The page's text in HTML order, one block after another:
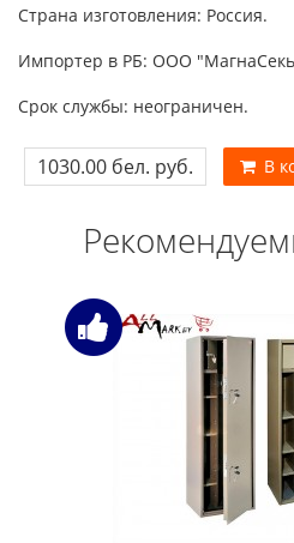
Страна изготовления: Россия.
Импортер в РБ: ООО
Срок службы: неограничен.
1030.00 бел. руб. В